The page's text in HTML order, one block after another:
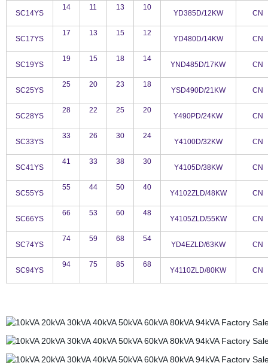
SC14YS
14 11 13 10
YD385D/12KW CN
SC17YS
17 13 15 12
YD480D/14KW CN
SC19YS
19 15 18 14
YND485D/17KW CN
SC25YS
25 20 23 18
YSD490D/21KW CN
SC28YS
28 22 25 20
Y490PD/24KW CN
SC33YS
33 26 30 24
Y4100D/32KW CN
SC41YS
41 33 38 30
Y4105D/38KW CN
SC55YS
55 44 50 40
Y4102ZLD/48KW CN
SC66YS
66 53 60 48
Y4105ZLD/55KW CN
SC74YS
74 59 68 54
YD4EZLD/63KW CN
SC94YS
94 75 85 68
Y4110ZLD/80KW CN